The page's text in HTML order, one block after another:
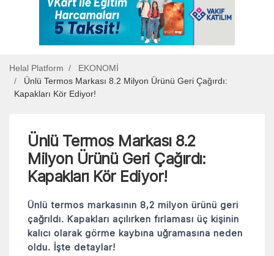
Helal Platform
EKONOMİ
Ünlü Termos Markası 8.2 Milyon Ürünü Geri Çağırdı:
Kapakları Kör Ediyor!
Ünlü Termos Markası 8.2
Milyon Ürünü Geri Çağırdı:
Kapakları Kör Ediyor!
Ünlü termos markasının 8,2 milyon ürünü geri
çağrıldı. Kapakları açılırken fırlaması üç kişinin
kalıcı olarak görme kaybına uğramasına neden
oldu. İşte detaylar!